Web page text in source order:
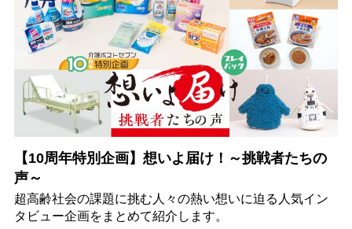
【10周年特別企画】想いよ届け！～挑戦者たちの
声～
超高齢社会の課題に挑む人々の熱い想いに迫る人気イン
タビュー企画をまとめて紹介します。